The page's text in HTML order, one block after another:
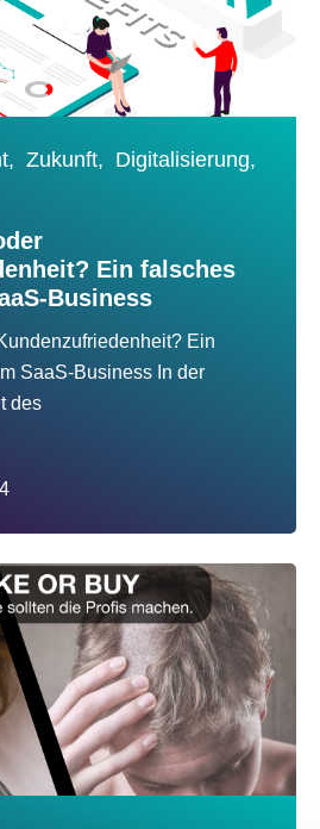
Zukunft, Digitalisierung,
Ein falsches
Business
Ein
SaaS-Business In der
des